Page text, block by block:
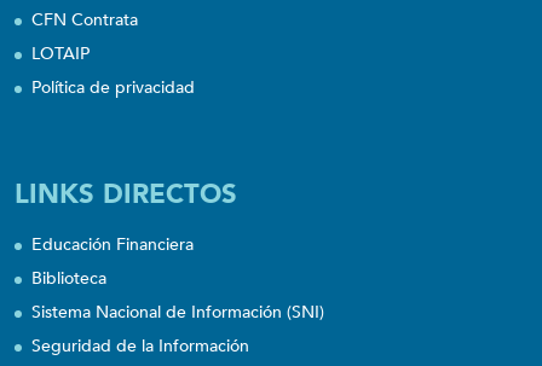
CFN Contrata
LOTAIP
Política de privacidad
LINKS DIRECTOS
Educación Financiera
Biblioteca
Sistema Nacional de Información (SNI)
Seguridad de la Información